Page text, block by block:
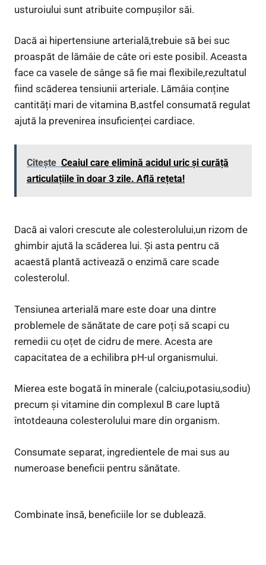
usturoiului sunt atribuite compușilor săi.
Dacă ai hipertensiune arterială,trebuie să bei suc
proaspăt de lămâie de câte ori este posibil. Aceasta
face ca vasele de sânge să fie mai flexibile,rezultatul
fiind scăderea tensiunii arteriale. Lămâia conține
cantități mari de vitamina B,astfel consumată regulat
ajută la prevenirea insuficienței cardiace.
Citește Ceaiul care elimină acidul uric și curăță
articulațiile în doar 3 zile. Află rețeta!
Dacă ai valori crescute ale colesterolului,un rizom de
ghimbir ajută la scăderea lui. Și asta pentru că
acaestă plantă activează o enzimă care scade
colesterolul.
Tensiunea arterială mare este doar una dintre
problemele de sănătate de care poți să scapi cu
remedii cu oțet de cidru de mere. Acesta are
capacitatea de a echilibra pH-ul organismului.
Mierea este bogată în minerale (calciu,potasiu,sodiu)
precum și vitamine din complexul B care luptă
întotdeauna colesterolului mare din organism.
Consumate separat, ingredientele de mai sus au
numeroase beneficii pentru sănătate.
Combinate însă, beneficiile lor se dublează.